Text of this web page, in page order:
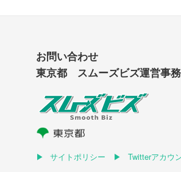
お問い合わせ
東京都 スムーズビズ運営事
サイトポリシー
Twitterアカウ